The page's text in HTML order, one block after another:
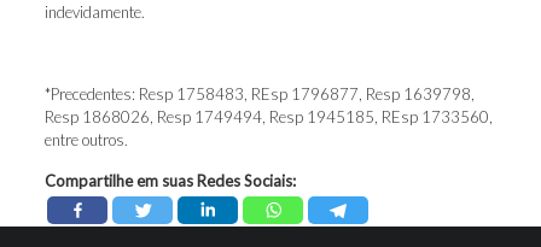
indevidamente.
*Precedentes: Resp 1758483, REsp 1796877, Resp 1639798,
Resp 1868026, Resp 1749494, Resp 1945185, REsp 1733560,
entre outros.
Compartilhe em suas Redes Sociais: